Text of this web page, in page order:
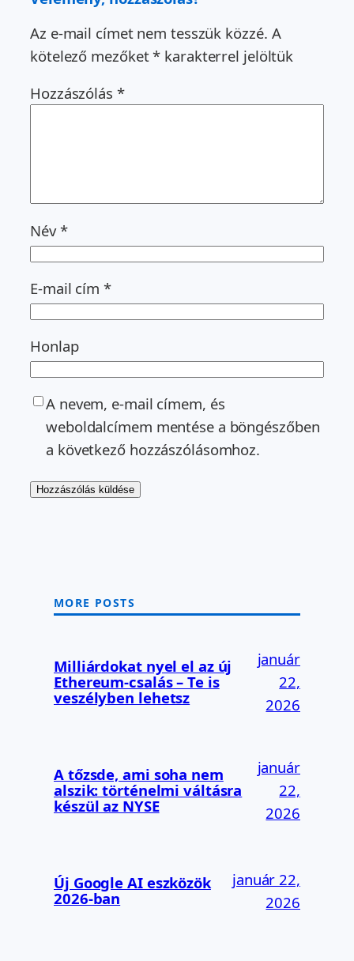
Az e-mail címet nem tesszük közzé. A
kötelező mezőket* karakterrel jelöltük
Hozzászólás *
Név*
E-mail cím *
Honlap
A nevem, e-mail címem, és
weboldalcímem mentése a böngészőben
a következő hozzászólásomhoz.
MORE POSTS
Milliárdokat nyel el az új
Ethereum-csalás – Te is
veszélyben lehetsz
január
22,
2026
A tőzsde, ami soha nem
alszik: történelmi váltásra
készül az NYSE
január
22,
2026
Új Google AI eszközök
2026-ban
január 22,
2026